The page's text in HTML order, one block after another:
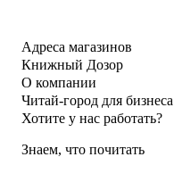
Адреса магазинов
Книжный Дозор
О компании
Читай-город для бизнеса
Хотите у нас работать?
Знаем, что почитать